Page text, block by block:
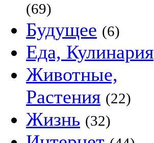
(69)
Будущее (6)
Еда, Кулинария
Животные,
Растения (22)
Жизнь (32)